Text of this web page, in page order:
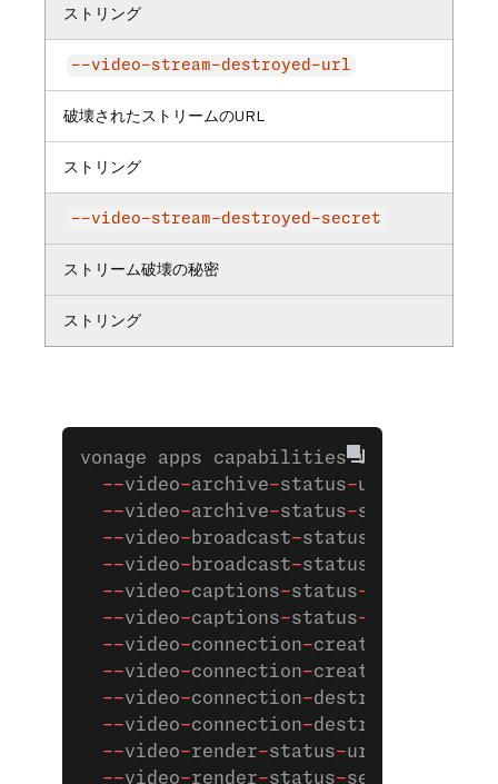
ストリング
--video-stream-destroyed-url
破壊されたストリームのURL
ストリング
--video-stream-destroyed-secret
ストリーム破壊の秘密
ストリング
vonage apps capabilities update
  --
video-archive-status-url
  --
video-archive-status-secret
  --
video- broadcast-status
  --
video- broadcast-status
  --
video-captions-status-
  --
video-captions-status-
  --
video-connection-created
  --
video-connection-created
  --
video-connection-destroyed
  --
video-connection-destroyed
  --
video-render-status-url
  --
video-render-status-secret